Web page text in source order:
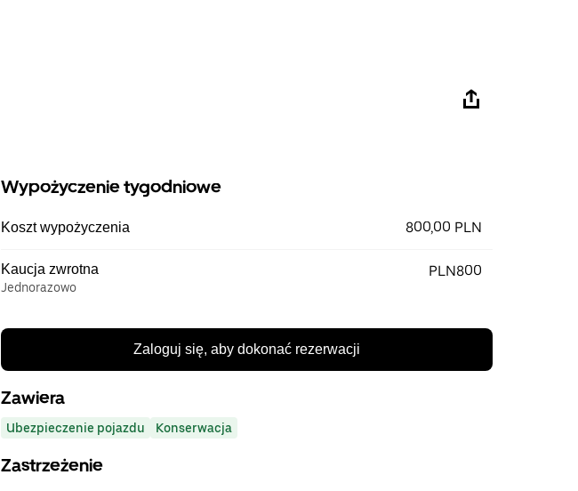
Wypożyczenie tygodniowe
Koszt wypożyczenia 800,00 PLN
Kaucja zwrotna
Jednorazowo
PLN800
Zaloguj się, aby dokonać rezerwacji
Zawiera
Ubezpieczenie pojazdu Konserwacja
Zastrzeżenie